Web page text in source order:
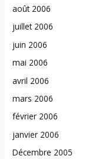
août 2006
juillet 2006
juin 2006
mai 2006
avril 2006
mars 2006
février 2006
janvier 2006
Décembre 2005